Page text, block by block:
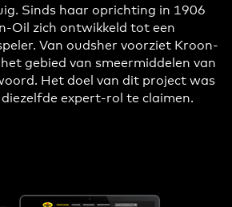
Sinds haar oprichting in 1906
Oil zich ontwikkeld tot een
Van oudsher voorziet Kroon-
gebied van smeermiddelen van
Het doel van dit project was
expert-rol te claimen.